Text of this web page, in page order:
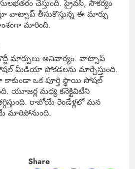
చేస్తుంది. ప్రైవసీ, సౌకర్యం
వాట్సాప్ తీసుకొస్తున్న ఈ మార్పు
మారింది.
మార్పులు అనివార్యం. వాట్సాప్
మీడియా పోకడలను మార్చేస్తుంది.
ఒక పూర్తి స్థాయి సోషల్
మధ్య కనెక్టివిటీని
రాబోయే రెండేళ్లలో మన
మారిపోనుంది.
Share